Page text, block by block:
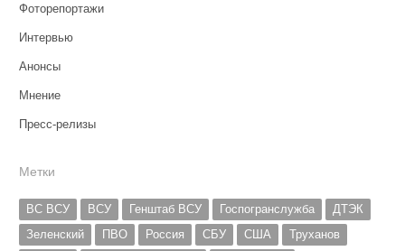
Фоторепортажи
Интервью
Анонсы
Мнение
Пресс-релизы
Метки
ВС ВСУ ВСУ Генштаб ВСУ Госпогранслужба
ДТЭК
Зеленский
ПВО Россия СБУ США
Труханов